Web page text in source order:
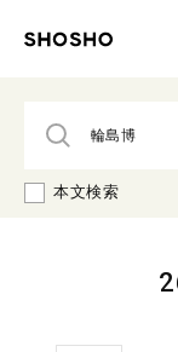
本文検索